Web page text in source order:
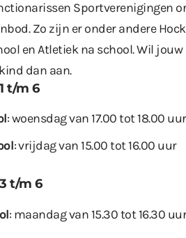
Sportverenigingen
Zo zijn er onder andere
en Atletiek na school. Wil
dan aan.
t/m 6
: woensdag van 17.00 tot 18.00 uur
: vrijdag van 15.00 tot 16.00 uur
t/m 6
: maandag van 15.30 tot 16.30